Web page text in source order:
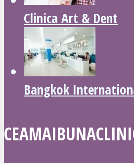
Clinica Art & Dent
Bangkok